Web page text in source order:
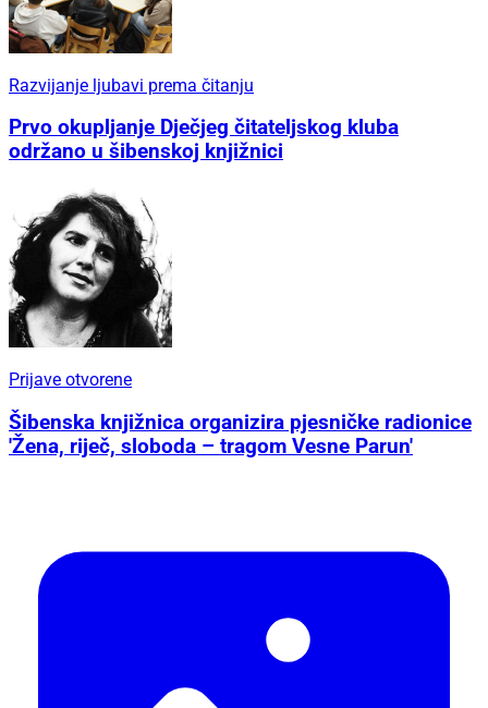
Razvijanje ljubavi prema čitanju
Prvo okupljanje Dječjeg čitateljskog kluba
održano u šibenskoj knjižnici
Prijave otvorene
Šibenska knjižnica organizira pjesničke radionice
'Žena, riječ, sloboda – tragom Vesne Parun'